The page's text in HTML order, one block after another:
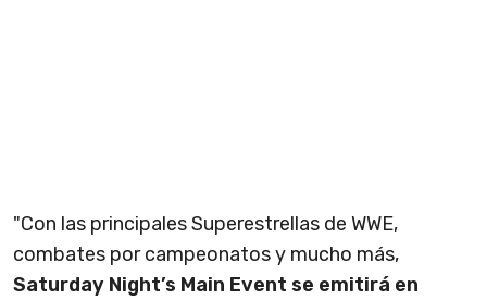
"Con las principales Superestrellas de WWE,
combates por campeonatos y mucho más,
Saturday Night’s Main Event se emitirá en